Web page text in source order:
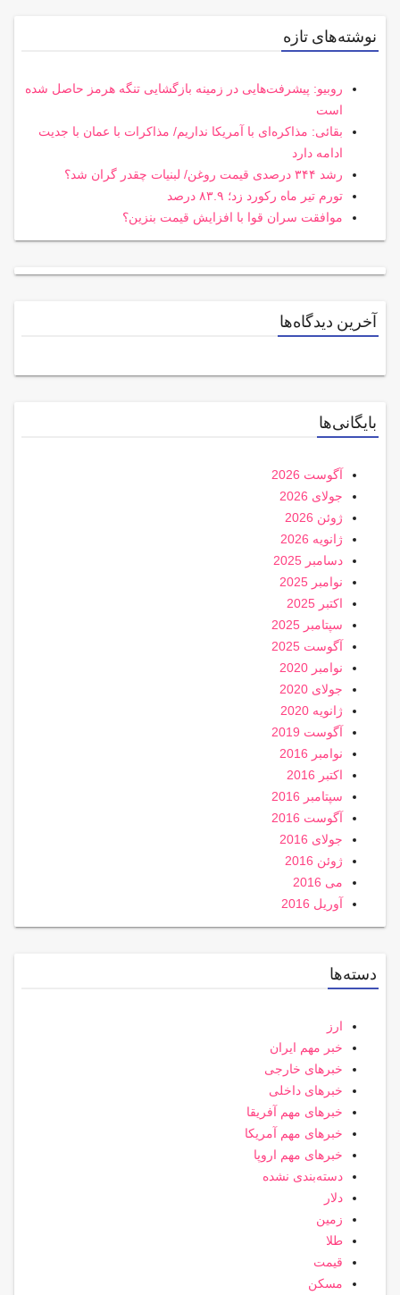
نوشته‌های تازه
روبیو: پیشرفت‌هایی در زمینه بازگشایی تنگه هرمز حاصل شده
است
بقائی: مذاکره‌ای با آمریکا نداریم/ مذاکرات با عمان با جدیت
ادامه دارد
رشد ۳۴۴ درصدی قیمت روغن/ لبنیات چقدر گران شد؟
تورم تیر ماه رکورد زد؛ ۸۳.۹ درصد
موافقت سران قوا با افزایش قیمت بنزین؟
آخرین دیدگاه‌ها
بایگانی‌ها
آگوست 2026
جولای 2026
ژوئن 2026
ژانویه 2026
دسامبر 2025
نوامبر 2025
اکتبر 2025
سپتامبر 2025
آگوست 2025
نوامبر 2020
جولای 2020
ژانویه 2020
آگوست 2019
نوامبر 2016
اکتبر 2016
سپتامبر 2016
آگوست 2016
جولای 2016
ژوئن 2016
می 2016
آوریل 2016
دسته‌ها
ارز
خبر مهم ایران
خبرهای خارجی
خبرهای داخلی
خبرهای مهم آفریقا
خبرهای مهم آمریکا
خبرهای مهم اروپا
دسته‌بندی نشده
دلار
زمین
طلا
قیمت
مسکن